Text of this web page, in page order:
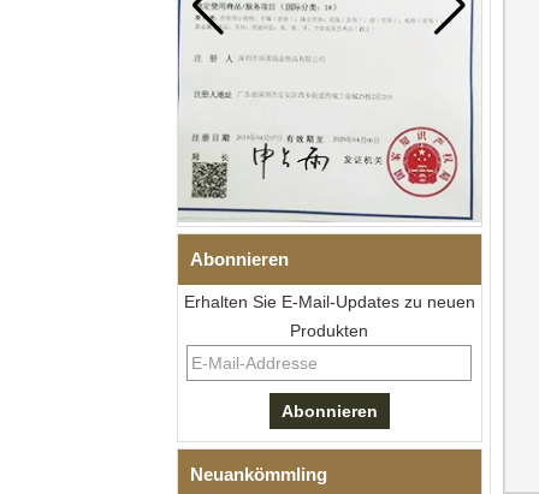
Abonnieren
Erhalten Sie E-Mail-Updates zu neuen
Produkten
Neuankömmling
Herren-I-Links-Armband aus
schwarzem Zirkonoxid-
316L-Doppeldruck-
Faltschließe, eingebettetes
Magnet- und
Germaniumstein-Therapie-
Link-Armband